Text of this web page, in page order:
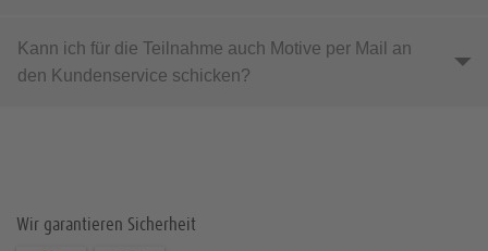
Kann ich für die Teilnahme auch Motive per Mail an
den Kundenservice schicken
Wir garantieren Sicherheit